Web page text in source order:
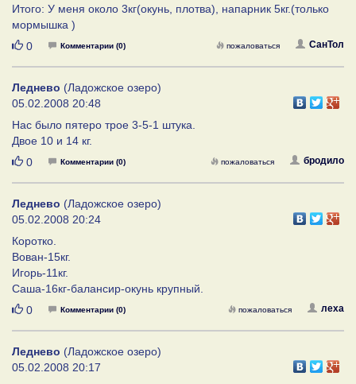
Итого: У меня около 3кг(окунь, плотва), напарник 5кг.(только
мормышка )
Нравится
0 Комментарии (0) СанТол
пожаловаться
Леднево (Ладожское озеро)
05.02.2008 20:48
Нас было пятеро трое 3-5-1 штука.
Двое 10 и 14 кг.
Нравится
0 Комментарии (0) бродило
пожаловаться
Леднево (Ладожское озеро)
05.02.2008 20:24
Коротко.
Вован-15кг.
Игорь-11кг.
Саша-16кг-балансир-окунь крупный.
Нравится
0 Комментарии (0) леха
пожаловаться
Леднево (Ладожское озеро)
05.02.2008 20:17